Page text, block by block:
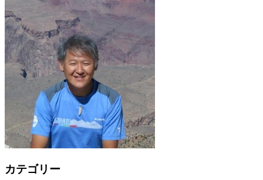
カテゴリー